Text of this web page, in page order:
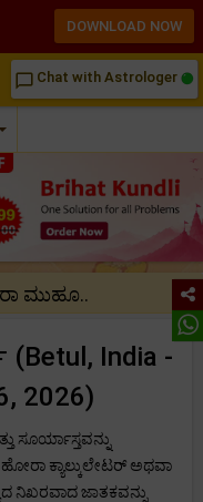
chat_bubble_outline Chat with Astrologer
ಮುಹೂ..
India -
2026)
ಕ್ಯಾಲ್ಕುಲೇಟರ್ ಅಥವಾ
ನಿಖರವಾದ ಜಾತಕವನ್ನು
DOWNLOAD NOW